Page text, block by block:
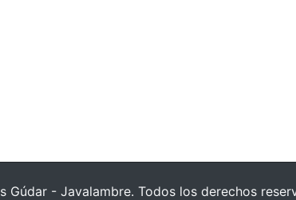
- Javalambre. Todos los derechos